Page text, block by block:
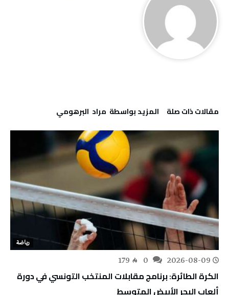
‫مقالات ذات صلة‬ ‫‫المزيد بواسطة‬ ‬ مراد‭ ‬ البرهومي
رياضة
2026-08-09
179
الكرة الطائرة: برنامج مقابلات المنتخب التونسي في دورة
ألعاب البحر الأبيض المتوسط